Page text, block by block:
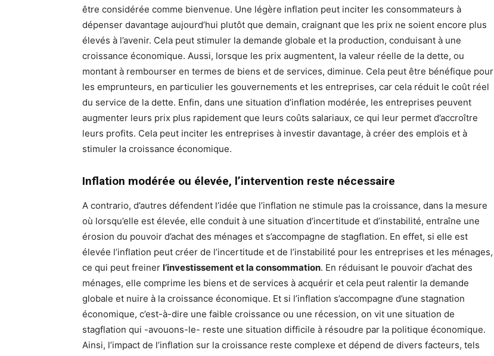
être considérée comme bienvenue. Une légère inflation peut inciter les consommateurs à
dépenser davantage aujourd’hui plutôt que demain, craignant que les prix ne soient encore plus
élevés à l’avenir. Cela peut stimuler la demande globale et la production, conduisant à une
croissance économique. Aussi, lorsque les prix augmentent, la valeur réelle de la dette, ou
montant à rembourser en termes de biens et de services, diminue. Cela peut être bénéfique pour
les emprunteurs, en particulier les gouvernements et les entreprises, car cela réduit le coût réel
du service de la dette. Enfin, dans une situation d’inflation modérée, les entreprises peuvent
augmenter leurs prix plus rapidement que leurs coûts salariaux, ce qui leur permet d’accroître
leurs profits. Cela peut inciter les entreprises à investir davantage, à créer des emplois et à
stimuler la croissance économique.
Inflation modérée ou élevée, l’intervention reste nécessaire
A contrario, d’autres défendent l’idée que l’inflation ne stimule pas la croissance, dans la mesure
où lorsqu’elle est élevée, elle conduit à une situation d’incertitude et d’instabilité, entraîne une
érosion du pouvoir d’achat des ménages et s’accompagne de stagflation. En effet, si elle est
élevée l’inflation peut créer de l’incertitude et de l’instabilité pour les entreprises et les ménages,
ce qui peut freiner l’investissement et la consommation. En réduisant le pouvoir d’achat des
ménages, elle comprime les biens et de services à acquérir et cela peut ralentir la demande
globale et nuire à la croissance économique. Et si l’inflation s’accompagne d’une stagnation
économique, c’est-à-dire une faible croissance ou une récession, on vit une situation de
stagflation qui -avouons-le- reste une situation difficile à résoudre par la politique économique.
Ainsi, l’impact de l’inflation sur la croissance reste complexe et dépend de divers facteurs, tels